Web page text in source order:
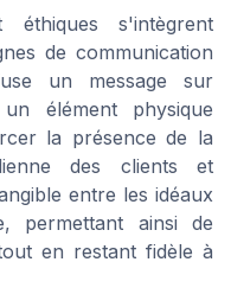
éthiques s'intègrent
de communication
un message sur
élément physique
la présence de la
des clients et
entre les idéaux
permettant ainsi de
en restant fidèle à